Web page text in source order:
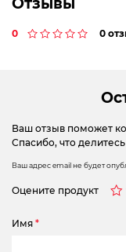
0 0
Ваш отзыв поможет
Спасибо, что
Ваш адрес email не будет
Оцените продукт
Имя *